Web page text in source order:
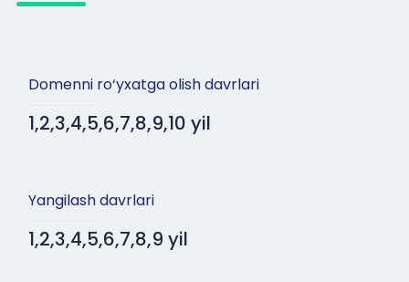
Domenni ro‘yxatga olish davrlari
1,2,3,4,5,6,7,8,9,10 yil
Yangilash davrlari
1,2,3,4,5,6,7,8,9 yil